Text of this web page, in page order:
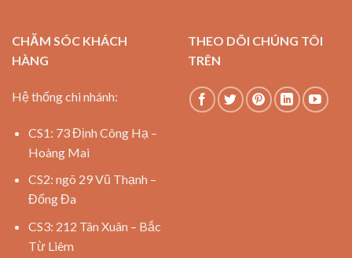
CHĂM SÓC KHÁCH
HÀNG
Hệ thống chi nhánh:
CS1: 73 Định Công Hạ –
Hoàng Mai
CS2: ngõ 29 Vũ Thạnh –
Đống Đa
CS3: 212 Tân Xuân – Bắc
Từ Liêm
THEO DÕI CHÚNG TÔI
TRÊN